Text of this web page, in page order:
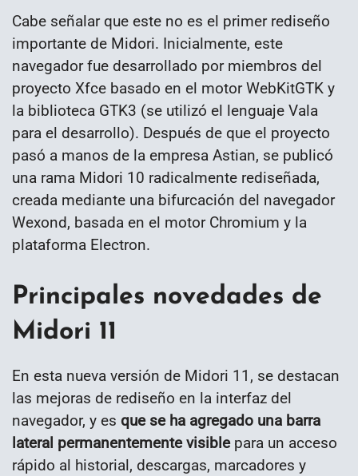
Cabe señalar que este no es el primer rediseño
importante de Midori. Inicialmente, este
navegador fue desarrollado por miembros del
proyecto Xfce basado en el motor WebKitGTK y
la biblioteca GTK3 (se utilizó el lenguaje Vala
para el desarrollo). Después de que el proyecto
pasó a manos de la empresa Astian, se publicó
una rama Midori 10 radicalmente rediseñada,
creada mediante una bifurcación del navegador
Wexond, basada en el motor Chromium y la
plataforma Electron.
Principales novedades de
Midori 11
En esta nueva versión de Midori 11, se destacan
las mejoras de rediseño en la interfaz del
navegador, y es que se ha agregado una barra
lateral permanentemente visiblepara un acceso
rápido al historial, descargas, marcadores y